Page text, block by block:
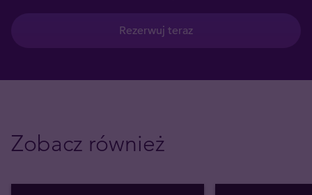
Rezerwuj teraz
Zobacz również